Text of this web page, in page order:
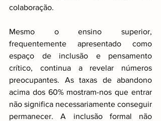
colaboração.
Mesmo o ensino superior,
frequentemente apresentado como
espaço de inclusão e pensamento
crítico, continua a revelar números
preocupantes. As taxas de abandono
acima dos 60% mostram-nos que entrar
não significa necessariamente conseguir
permanecer. A inclusão formal não